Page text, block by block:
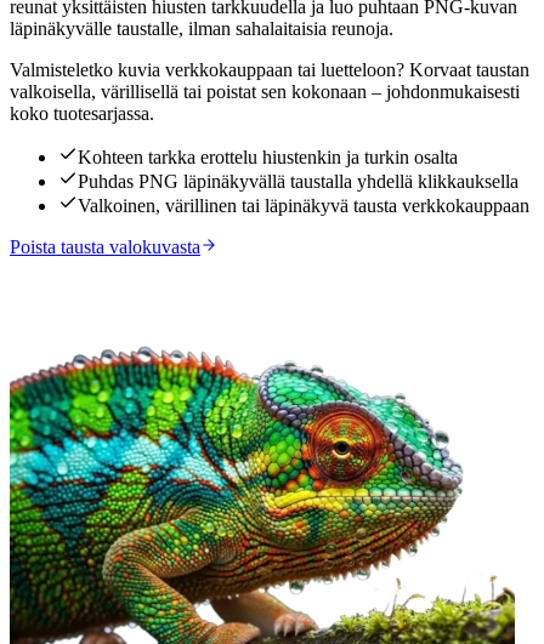
reunat yksittäisten hiusten tarkkuudella ja luo puhtaan PNG-kuvan
läpinäkyvälle taustalle, ilman sahalaitaisia reunoja.
Valmisteletko kuvia verkkokauppaan tai luetteloon? Korvaat taustan
valkoisella, värillisellä tai poistat sen kokonaan – johdonmukaisesti
koko tuotesarjassa.
Kohteen tarkka erottelu hiustenkin ja turkin osalta
Puhdas PNG läpinäkyvällä taustalla yhdellä klikkauksella
Valkoinen, värillinen tai läpinäkyvä tausta verkkokauppaan
Poista tausta valokuvasta